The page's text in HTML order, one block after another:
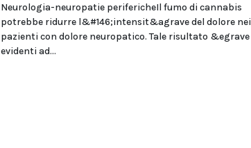
Neurologia-neuropatie perifericheIl fumo di cannabis
potrebbe ridurre l&#146;intensit&agrave del dolore nei
pazienti con dolore neuropatico. Tale risultato &egrave
evidenti ad...